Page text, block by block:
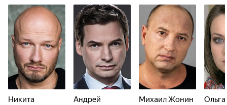
Никита
Андрей
Михаил Жонин